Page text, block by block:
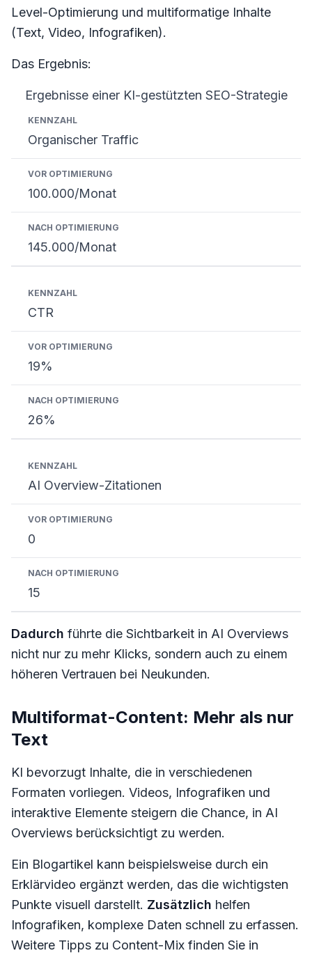
Level-Optimierung und multiformatige Inhalte
(Text, Video, Infografiken).
Das Ergebnis:
Ergebnisse einer KI-gestützten SEO-Strategie
KennzahlVor Optimierung
Organischer Traffic
100.000/Monat
145.000/Monat
CTR
19%
26%
AI Overview-Zitationen
0
15
Dadurch führte die Sichtbarkeit in AI Overviews
nicht nur zu mehr Klicks, sondern auch zu einem
höheren Vertrauen bei Neukunden.
Multiformat-Content: Mehr als nur
Text
KI bevorzugt Inhalte, die in verschiedenen
Formaten vorliegen. Videos, Infografiken und
interaktive Elemente steigern die Chance, in AI
Overviews berücksichtigt zu werden.
Ein Blogartikel kann beispielsweise durch ein
Erklärvideo ergänzt werden, das die wichtigsten
Punkte visuell darstellt. Zusätzlich helfen
Infografiken, komplexe Daten schnell zu erfassen.
Weitere Tipps zu Content-Mix finden Sie in